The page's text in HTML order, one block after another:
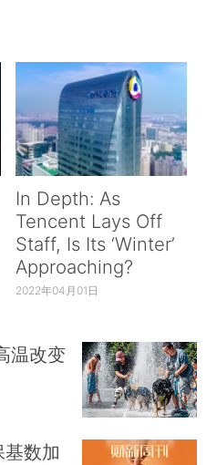
In Depth: As
Tencent Lays Off
Staff, Is Its ‘Winter’
Approaching?
2022年04月01日
温改变
数加